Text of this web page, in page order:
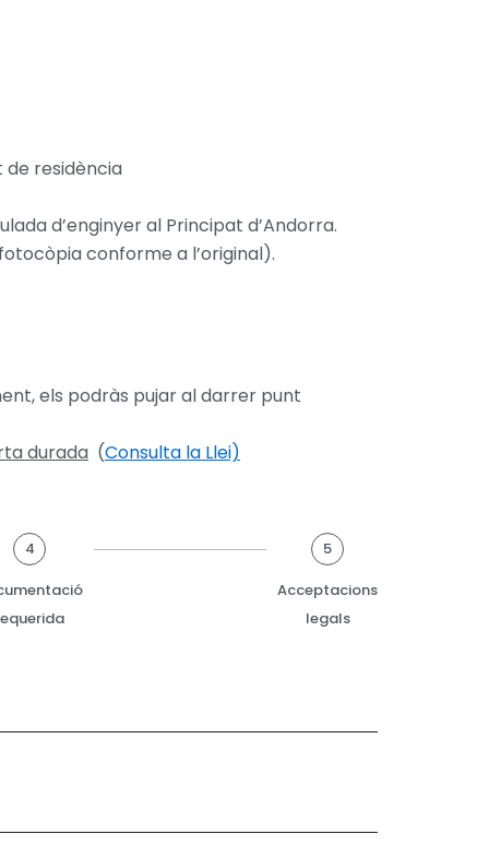
de residència
d’enginyer al Principat d’Andorra.
conforme a l’original).
els podràs pujar al darrer punt
durada (Consulta la Llei)
4
5
Acceptacions
legals